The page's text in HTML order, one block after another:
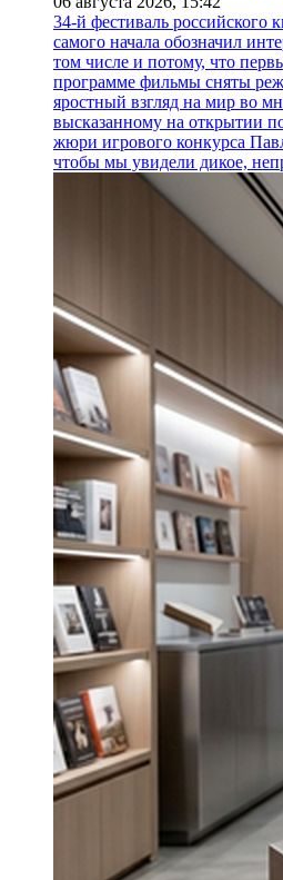
34-й фестиваль российского
самого начала обозначил
том числе и потому, что
программе фильмы сняты
яростный взгляд на мир во
высказанному на открытии
жюри игрового конкурса
чтобы мы увидели дикое,